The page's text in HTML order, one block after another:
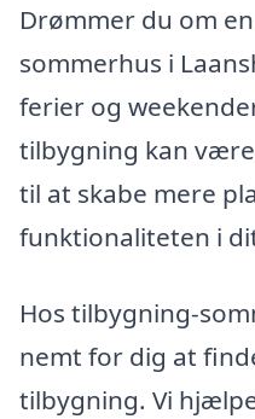
Drømmer du om
sommerhus i
ferier og
tilbygning kan
til at skabe mere
funktionaliteten i
Hos tilbygning-
nemt for dig at
tilbygning. Vi